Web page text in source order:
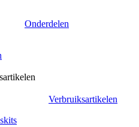
Onderdelen
Verbruiksartikelen